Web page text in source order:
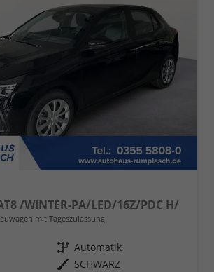
/WINTER-PA/LED/16Z/PDC H/
mit Tageszulassung
Getriebe Automatik
Außenfarbe SCHWARZ